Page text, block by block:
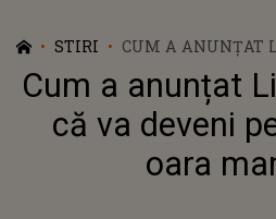
STIRI
CUM A ANUNȚAT
DEVENI PENTRU
Cum a anunțat
că va deveni
oara